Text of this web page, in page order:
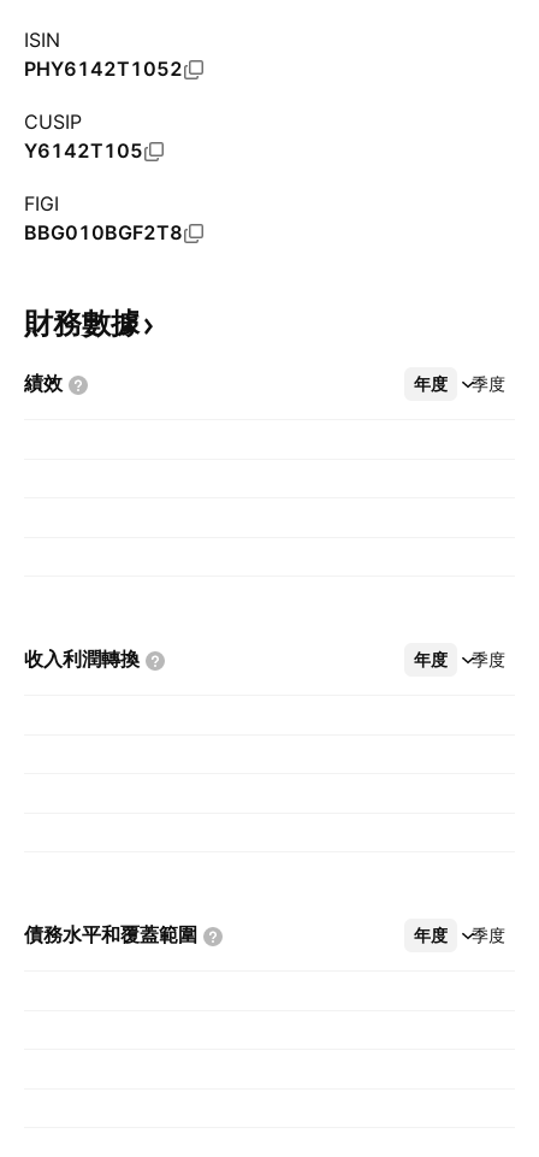
ISIN
PHY6142T1052
CUSIP
Y6142T105
FIGI
BBG010BGF2T8
財務數據
績效 年度 季度
更多
收入利潤轉換 年度 季度
更多
債務水平和覆蓋範圍 年度 季度
更多